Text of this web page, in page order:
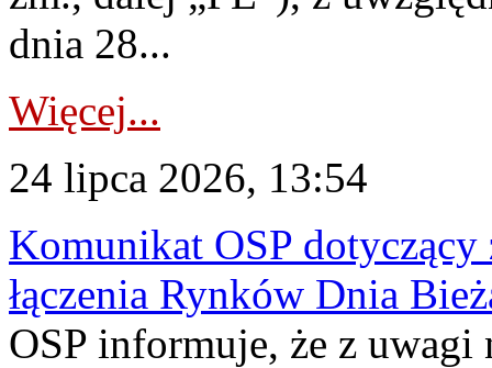
dnia 28...
Więcej...
24 lipca 2026, 13:54
Komunikat OSP dotyczący
łączenia Rynków Dnia
OSP informuje, że z uwagi